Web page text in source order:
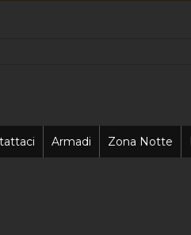
Armadi Zona Notte